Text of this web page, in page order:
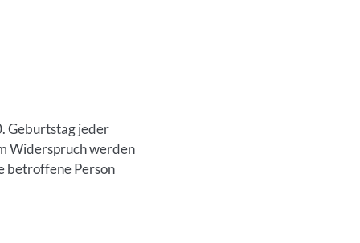
Geburtstag jeder
Widerspruch werden
betroffene Person